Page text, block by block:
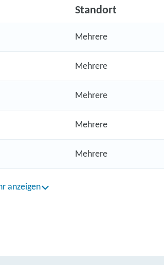
Standort
Mehrere
Mehrere
Mehrere
Mehrere
Mehrere
anzeigen